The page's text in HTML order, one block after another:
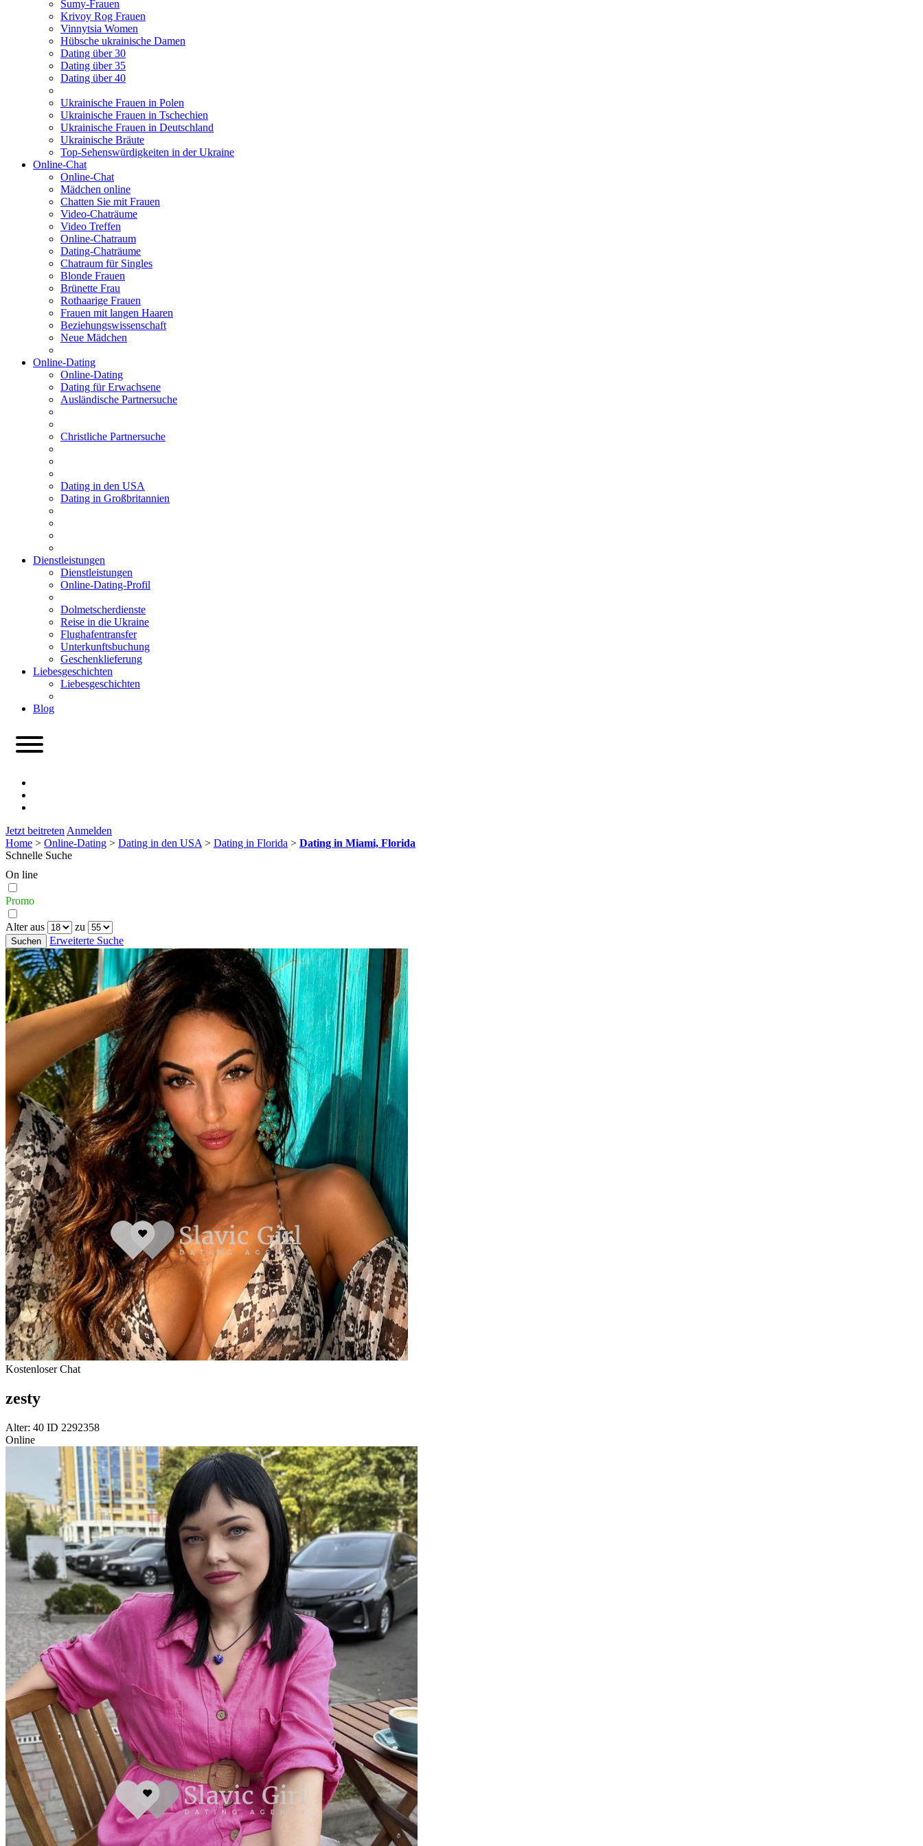
Sumy-Frauen
Krivoy Rog Frauen
Vinnytsia Women
Hübsche ukrainische Damen
Dating über 30
Dating über 35
Dating über 40
Ukrainische Frauen in Polen
Ukrainische Frauen in Tschechien
Ukrainische Frauen in Deutschland
Ukrainische Bräute
Top-Sehenswürdigkeiten in der Ukraine
Online-Chat
Online-Chat
Mädchen online
Chatten Sie mit Frauen
Video-Chaträume
Video Treffen
Online-Chatraum
Dating-Chaträume
Chatraum für Singles
Blonde Frauen
Brünette Frau
Rothaarige Frauen
Frauen mit langen Haaren
Beziehungswissenschaft
Neue Mädchen
Online-Dating
Online-Dating
Dating für Erwachsene
Ausländische Partnersuche
Christliche Partnersuche
Dating in den USA
Dating in Großbritannien
Dienstleistungen
Dienstleistungen
Online-Dating-Profil
Dolmetscherdienste
Reise in die Ukraine
Flughafentransfer
Unterkunftsbuchung
Geschenklieferung
Liebesgeschichten
Liebesgeschichten
Blog
Jetzt beitreten Anmelden
Home > Online-Dating > Dating in den USA > Dating in Florida > Dating in Miami, Florida
Schnelle Suche
On line
Promo
Alter aus
zu
Erweiterte Suche
Kostenloser Chat
zesty
Alter: 40 ID 2292358
Online